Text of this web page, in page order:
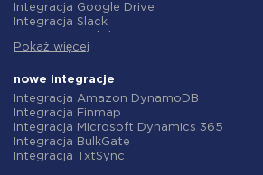
Integracja Google Drive
Integracja Slack
Integracja Gmail
Integracja ClickUp
Integracja Airtable
Integracja Google Contacts
Integracja OpenAI (ChatGPT)
Integracja Instagram
Integracja ActiveCampaign
Pokaż więcej
nowe integracje
Integracja Amazon DynamoDB
Integracja Finmap
Integracja Microsoft Dynamics 365
Integracja BulkGate
Integracja TxtSync